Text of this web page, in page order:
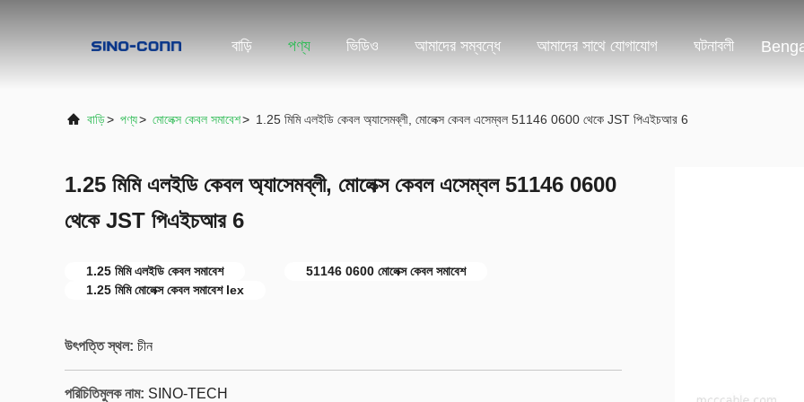
বাড়ি পণ্য ভিডিও আমাদের সম্বন্ধে আমাদের সাথে যোগাযোগ ঘটনাবলী
বাড়ি> পণ্য> মোলেক্স কেবল সমাবেশ> 1.25 মিমি এলইডি কেবল অ্যাসেমব্লী, মোলেক্স কেবল এসেম্বল 51146 0600 থেকে JST পিএইচআর 6
1.25 মিমি এলইডি কেবল অ্যাসেমব্লী, মোলেক্স কেবল এসেম্বল 51146 0600
থেকে JST পিএইচআর 6
1.25 মিমি এলইডি কেবল সমাবেশ
51146 0600 মোলেক্স কেবল সমাবেশ
1.25 মিমি মোলেক্স কেবল সমাবেশ lex
উৎপত্তি স্থল: চীন
পরিচিতিমুলক নাম: SINO-TECH